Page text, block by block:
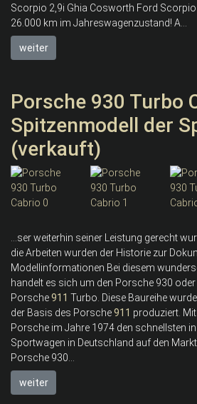
Scorpio 2,9i Ghia Cosworth Ford
26.000 km im Jahreswagenzustand! A...
weiter
Porsche 930 Turbo
Spitzenmodell der
(verkauft)
...ser weiterhin seiner Leistung gerecht
die Arbeiten wurden der Historie zur
Modellinformationen Bei diesem
handelt es sich um den Porsche 930
Porsche911 Turbo. Diese Baureihe
der Basis des Porsche911 produziert.
Porsche im Jahre 1974 den schnellsten
Sportwagen in Deutschland auf den
Porsche 930...
weiter